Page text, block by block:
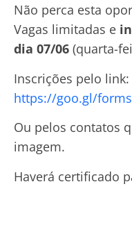
Não perca esta
Vagas limitadas e
dia 07/06 (quarta-
Inscrições pelo link:
https://goo.gl/
Ou pelos contatos
imagem.
Haverá certificado